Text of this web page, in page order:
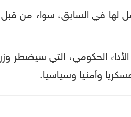
في السابق، سواء من قبل
الحكومي، التي سيضطر
وأمنيا وسياسيا.